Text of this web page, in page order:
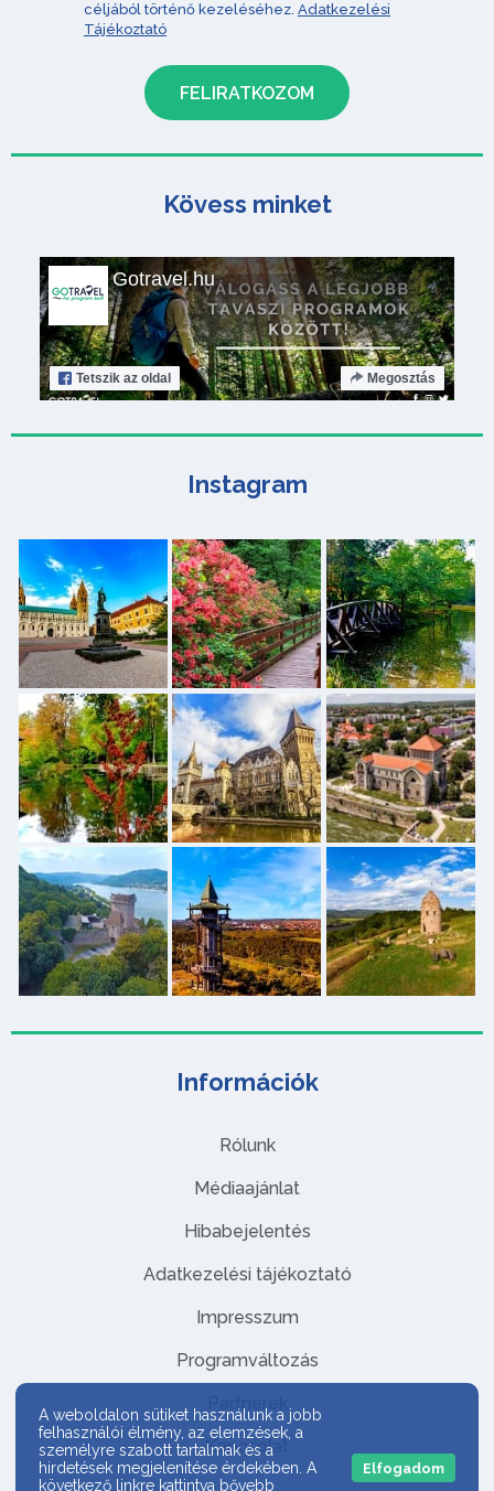
Információk
Rólunk
Médiaajánlat
Hibabejelentés
Adatkezelési tájékoztató
Impresszum
Programváltozás
Partnerek
Kapcsolat
céljából történő kezeléséhez. Adatkezelési
Tájékoztató
Kövess minket
Gotravel.hu
Tetszik az oldal Megosztás
Instagram
A weboldalon sütiket használunk a jobb
felhasználói élmény, az elemzések, a
személyre szabott tartalmak és a
hirdetések megjelenítése érdekében. A
következő linkre kattintva bővebb
Elfogadom